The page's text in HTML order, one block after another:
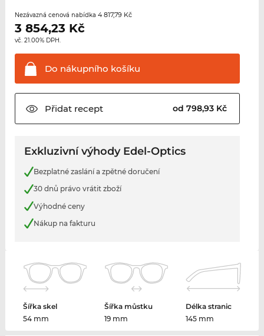
Nezávazná cenová nabídka 4 817,79 Kč
3 854,23 Kč
vč. 21.00% DPH.
Do nákupního košíku
Přidatrecept od 798,93 Kč
Exkluzivní výhody Edel-Optics
Bezplatné zaslání a zpětné doručení
30 dnů právo vrátit zboží
Výhodné ceny
Nákup na fakturu
Šířka skel
54 mm
Šířka můstku
19 mm
Délka stranic
145 mm